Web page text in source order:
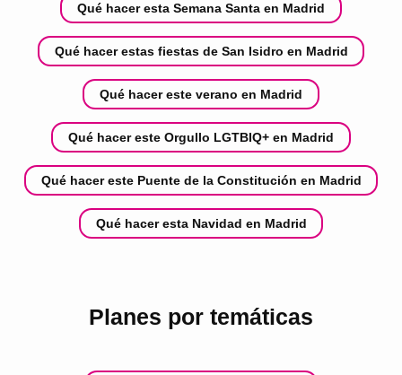
Qué hacer esta Semana Santa en Madrid
Qué hacer estas fiestas de San Isidro en Madrid
Qué hacer este verano en Madrid
Qué hacer este Orgullo LGTBIQ+ en Madrid
Qué hacer este Puente de la Constitución en Madrid
Qué hacer esta Navidad en Madrid
Planes por temáticas